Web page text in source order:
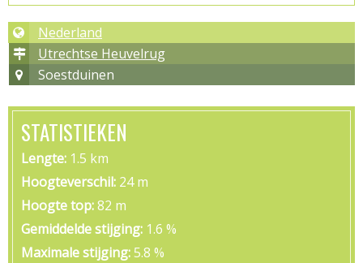
Nederland
Utrechtse Heuvelrug
Soestduinen
STATISTIEKEN
Lengte 1.5 km
Hoogteverschil 24 m
Hoogte top 82 m
Gemiddelde stijging 1.6 %
Maximale stijging 5.8 %